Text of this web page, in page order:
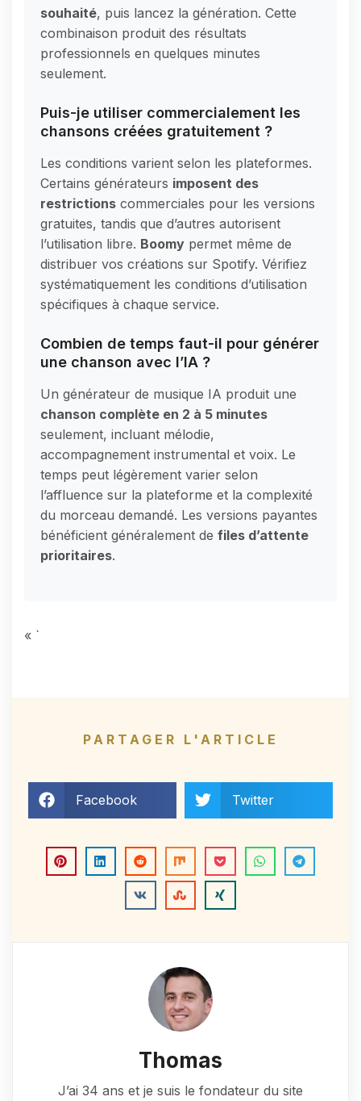
souhaité, puis lancez la génération. Cette
combinaison produit des résultats
professionnels en quelques minutes
seulement.
Puis-je utiliser commercialement les
chansons créées gratuitement ?
Les conditions varient selon les plateformes.
Certains générateurs imposent des
restrictions commerciales pour les versions
gratuites, tandis que d’autres autorisent
l’utilisation libre. Boomy permet même de
distribuer vos créations sur Spotify. Vérifiez
systématiquement les conditions d’utilisation
spécifiques à chaque service.
Combien de temps faut-il pour générer
une chanson avec l’IA ?
Un générateur de musique IA produit une
chanson complète en 2 à 5 minutes
seulement, incluant mélodie,
accompagnement instrumental et voix. Le
temps peut légèrement varier selon
l’affluence sur la plateforme et la complexité
du morceau demandé. Les versions payantes
bénéficient généralement de files d’attente
prioritaires.
« `
PARTAGER L'ARTICLE
Facebook Twitter
Thomas
J’ai 34 ans et je suis le fondateur du site